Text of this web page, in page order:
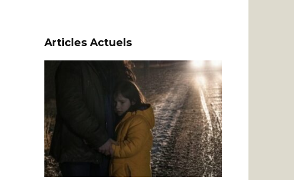
Articles Actuels